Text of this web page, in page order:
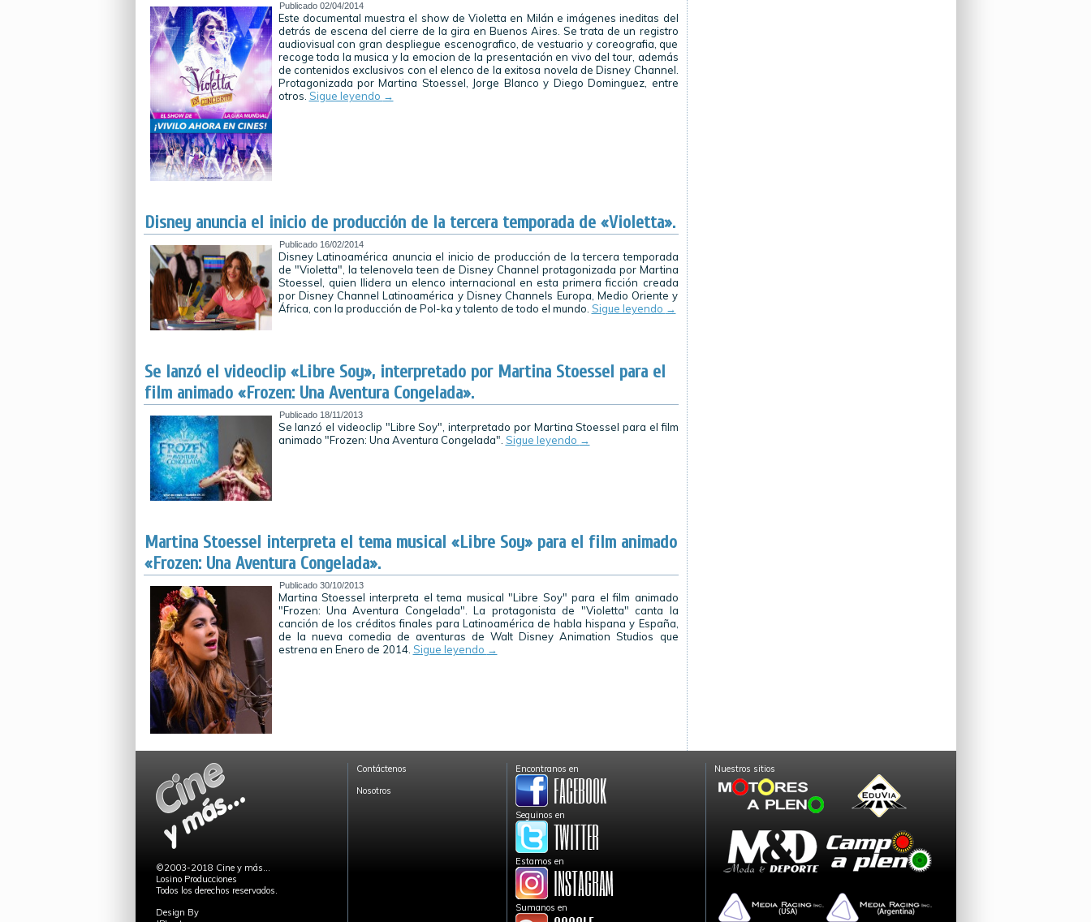
Publicado 02/04/2014
Este documental muestra el show de Violetta en Milán e imágenes ineditas del
detrás de escena del cierre de la gira en Buenos Aires. Se trata de un registro
audiovisual con gran despliegue escenografico, de vestuario y coreografia, que
recoge toda la musica y la emocion de la presentación en vivo del tour, además
de contenidos exclusivos con el elenco de la exitosa novela de Disney Channel.
Protagonizada por Martina Stoessel, Jorge Blanco y Diego Dominguez, entre
otros. Sigue leyendo →
Disney anuncia el inicio de producción de la tercera temporada de «Violetta».
Publicado 16/02/2014
Disney Latinoamérica anuncia el inicio de producción de la tercera temporada
de "Violetta", la telenovela teen de Disney Channel protagonizada por Martina
Stoessel, quien llidera un elenco internacional en esta primera ficción creada
por Disney Channel Latinoamérica y Disney Channels Europa, Medio Oriente y
África, con la producción de Pol-ka y talento de todo el mundo. Sigue leyendo →
Se lanzó el videoclip «Libre Soy», interpretado por Martina Stoessel para el
film animado «Frozen: Una Aventura Congelada».
Publicado 18/11/2013
Se lanzó el videoclip "Libre Soy", interpretado por Martina Stoessel para el film
animado "Frozen: Una Aventura Congelada". Sigue leyendo →
Martina Stoessel interpreta el tema musical «Libre Soy» para el film animado
«Frozen: Una Aventura Congelada».
Publicado 30/10/2013
Martina Stoessel interpreta el tema musical "Libre Soy" para el film animado
"Frozen: Una Aventura Congelada". La protagonista de "Violetta" canta la
canción de los créditos finales para Latinoamérica de habla hispana y España,
de la nueva comedia de aventuras de Walt Disney Animation Studios que
estrena en Enero de 2014. Sigue leyendo →
©2003-2018 Cine y más...
Losino Producciones
Todos los derechos reservados.
Design By
Contáctenos
Nosotros
Encontranos en
Seguinos en
Estamos en
Sumanos en
Nuestros sitios